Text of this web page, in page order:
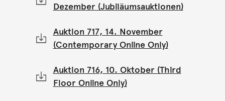
Dezember (Jubiläumsauktionen)
Auktion 717, 14. November
(Contemporary Online Only)
Auktion 716, 10. Oktober (Third
Floor Online Only)